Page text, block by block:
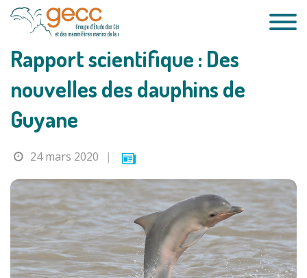
Passer
Rapport scientifique : Des
nouvelles des dauphins de
Guyane
24 mars 2020 |